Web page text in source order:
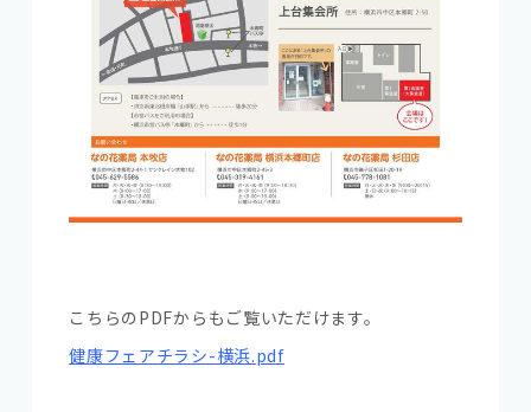
こちらのPDFからもご覧いただけます。
健康フェアチラシ-横浜.pdf